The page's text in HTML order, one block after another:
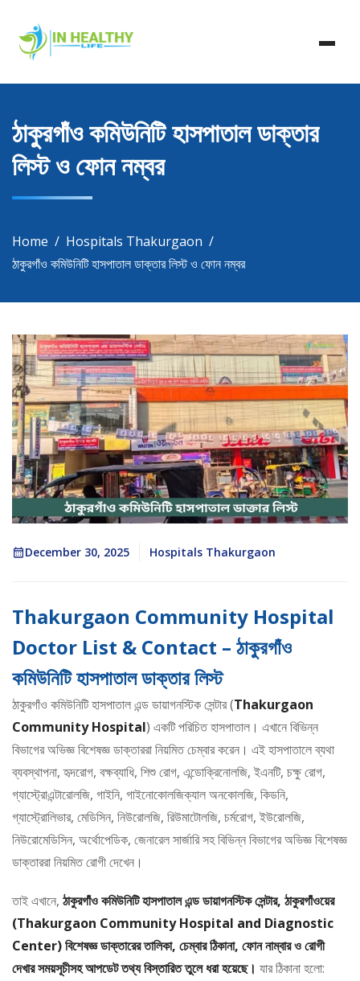
content
In Healthy Life
In Healthy Life, Healthy Life, Health Life, Doctor List,
Doctor Listing
ঠাকুরগাঁও কমিউনিটি হাসপাতাল ডাক্তার
লিস্ট ও ফোন নম্বর
Home
Hospitals Thakurgaon
ঠাকুরগাঁও কমিউনিটি হাসপাতাল ডাক্তার লিস্ট ও ফোন নম্বর
December 30, 2025 Hospitals Thakurgaon
Thakurgaon Community Hospital
Doctor List & Contact – ঠাকুরগাঁও
কমিউনিটি হাসপাতাল ডাক্তার লিস্ট
ঠাকুরগাঁও কমিউনিটি হাসপাতাল এন্ড ডায়াগনস্টিক সেন্টার (Thakurgaon
Community Hospital) একটি পরিচিত হাসপাতাল। এখানে বিভিন্ন
বিভাগের অভিজ্ঞ বিশেষজ্ঞ ডাক্তাররা নিয়মিত চেম্বার করেন। এই হাসপাতালে ব্যথা
ব্যবস্থাপনা, হৃদরোগ, বক্ষব্যাধি, শিশু রোগ, এন্ডোক্রিনোলজি, ইএনটি, চক্ষু রোগ,
গ্যাস্ট্রোএন্টারোলজি, গাইনি, গাইনোকোলজিক্যাল অনকোলজি, কিডনি,
গ্যাস্ট্রোলিভার, মেডিসিন, নিউরোলজি, রিউমাটোলজি, চর্মরোগ, ইউরোলজি,
নিউরোমেডিসিন, অর্থোপেডিক, জেনারেল সার্জারি সহ বিভিন্ন বিভাগের অভিজ্ঞ বিশেষজ্ঞ
ডাক্তাররা নিয়মিত রোগী দেখেন।
তাই এখানে, ঠাকুরগাঁও কমিউনিটি হাসপাতাল এন্ড ডায়াগনস্টিক সেন্টার, ঠাকুরগাঁওয়ের
(Thakurgaon Community Hospital and Diagnostic
Center) বিশেষজ্ঞ ডাক্তারের তালিকা, চেম্বার ঠিকানা, ফোন নাম্বার ও রোগী
দেখার সময়সূচীসহ আপডেট তথ্য বিস্তারিত তুলে ধরা হয়েছে। যার ঠিকানা হলো: